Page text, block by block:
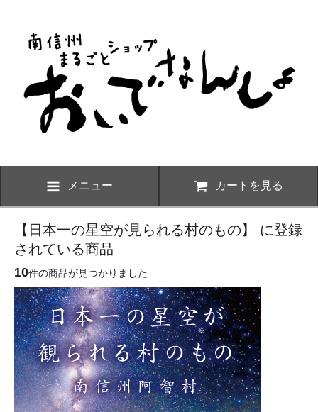
メニュー カートを見る
【日本一の星空が見られる村のもの】 に登録
されている商品
10件の商品が見つかりました